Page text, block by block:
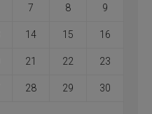
7 8 9
14 15 16
21 22 23
28 29 30